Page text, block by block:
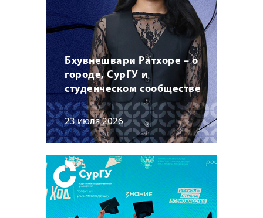
Бхувнешвари Ратхоре – о
городе, СурГУ и
студенческом сообществе
23 июля 2026